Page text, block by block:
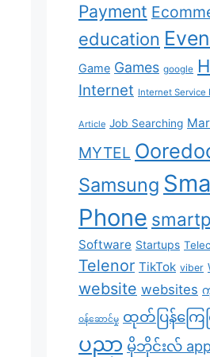
Payment
education
Game Games google
Internet Internet Service
Article Job Searching
MYTEL
Samsung
Phone
Software Startups
Telenor TikTok viber
website websites
ဝန်ဆောင်မှု ထုတ်ပြန်ကြေ
ပညာ မိုဘိုင်းလ် app